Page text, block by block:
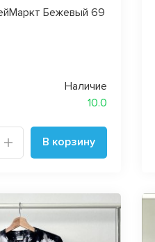
Бежевый 69
Наличие
10.0
В корзину